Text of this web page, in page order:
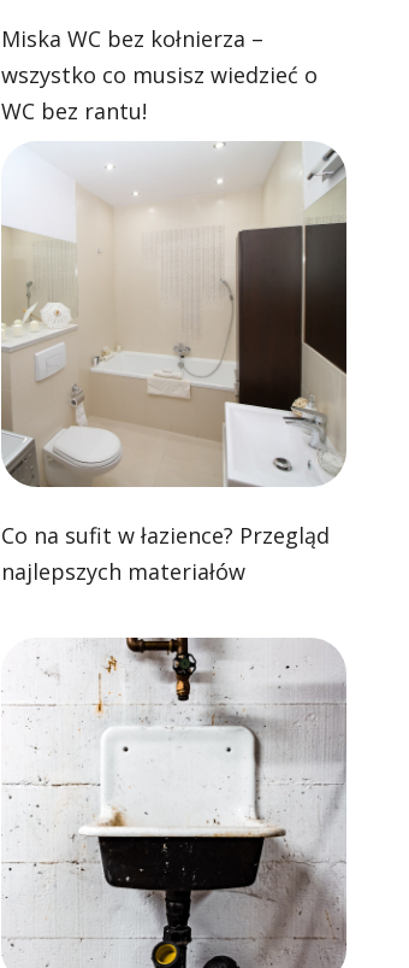
Miska WC bez kołnierza –
wszystko co musisz wiedzieć o
WC bez rantu!
Co na sufit w łazience? Przegląd
najlepszych materiałów